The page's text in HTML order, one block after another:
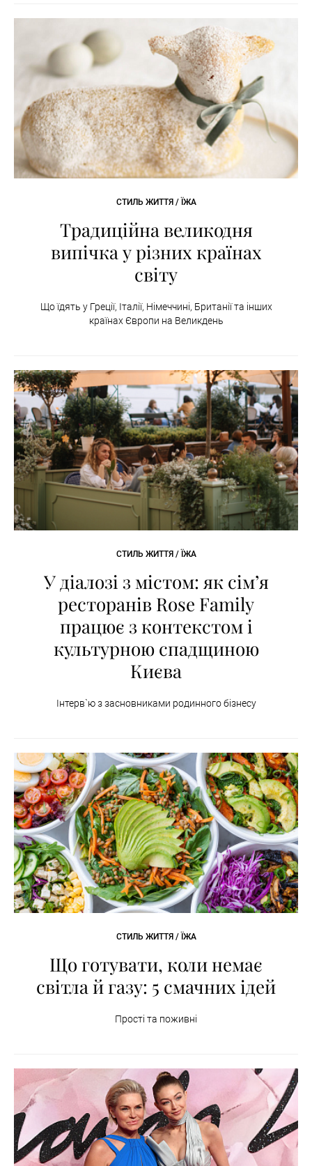
СТИЛЬ ЖИТТЯ / ЇЖА
Традиційна великодня
випічка у різних країнах
світу
Що їдять у Греції, Італії, Німеччині, Британії та інших
країнах Європи на Великдень
СТИЛЬ ЖИТТЯ / ЇЖА
У діалозі з містом: як сімʼя
ресторанів Rose Family
працює з контекстом і
культурною спадщиною
Києва
Інтерв`ю з засновниками родинного бізнесу
СТИЛЬ ЖИТТЯ / ЇЖА
Що готувати, коли немає
світла й газу: 5 смачних ідей
Прості та поживні